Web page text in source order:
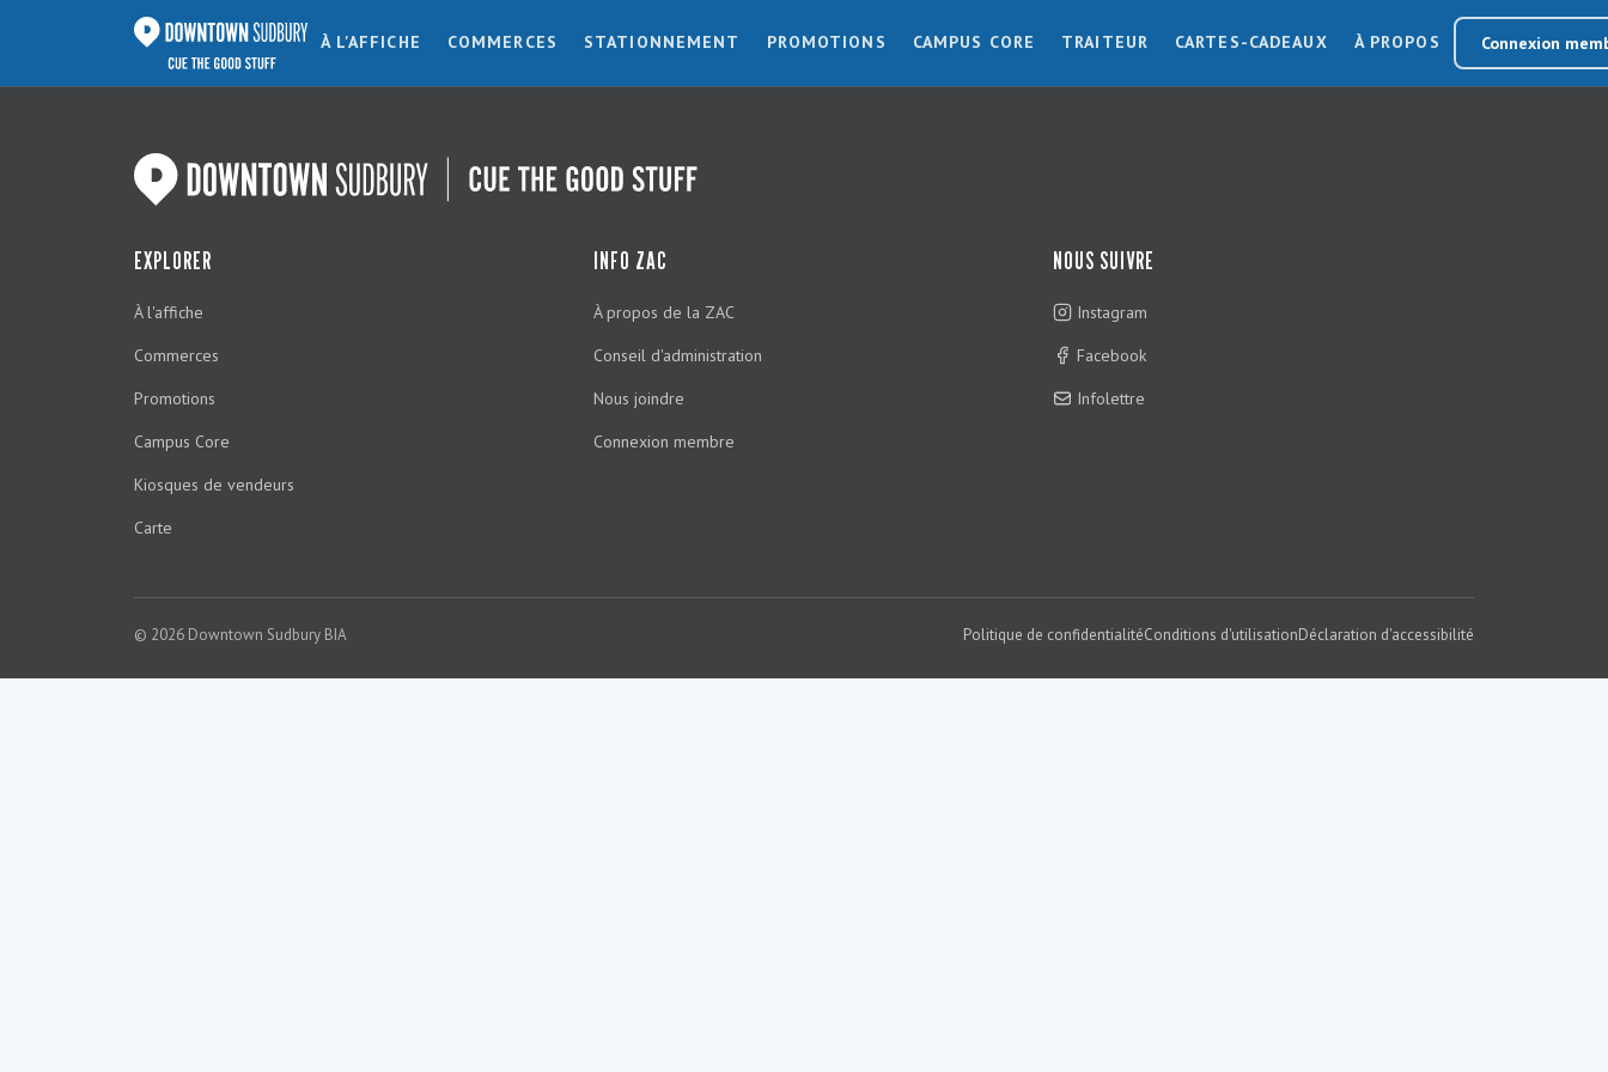
À L'AFFICHE COMMERCES STATIONNEMENT PROMOTIONS CAMPUS CORE TRAITEUR CARTES-CADEAUX À PROPOS Connexion
EXPLORER
À l'affiche
Commerces
Promotions
Campus Core
Kiosques de vendeurs
Carte
INFO ZAC
À propos de la ZAC
Conseil d'administration
Nous joindre
Connexion membre
NOUS SUIVRE
Instagram
Facebook
Infolettre
© 2026 Downtown Sudbury BIA Politique de confidentialitéConditions d'utilisationDéclaration d'accessibilité